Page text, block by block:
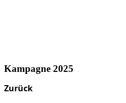
Kampagne 2025
Zurück